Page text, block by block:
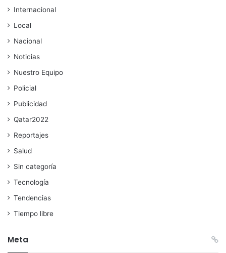
Internacional
Local
Nacional
Noticias
Nuestro Equipo
Policial
Publicidad
Qatar2022
Reportajes
Salud
Sin categoría
Tecnología
Tendencias
Tiempo libre
Meta